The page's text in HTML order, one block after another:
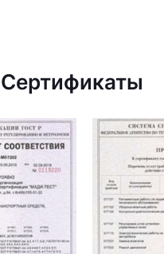
Сертификаты